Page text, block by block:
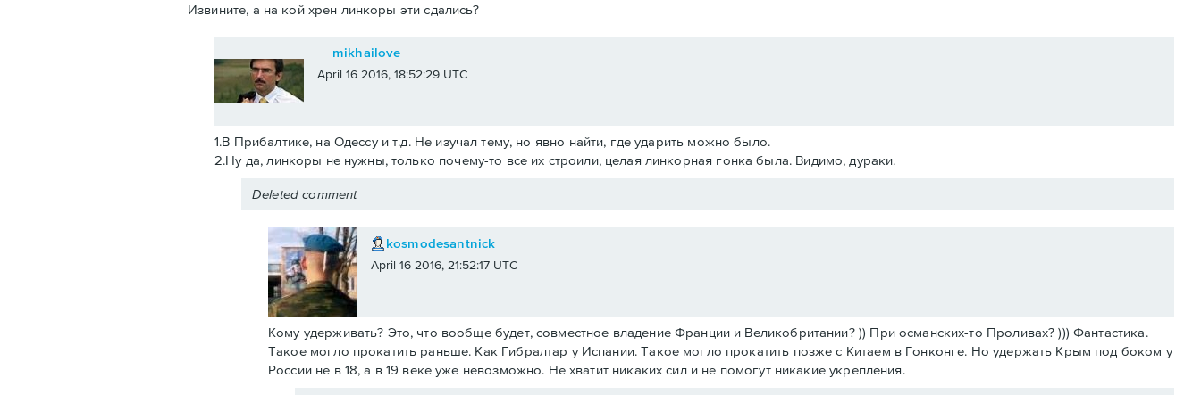
Извините, а на кой хрен линкоры эти сдались?
mikhailove
April 16 2016, 18:52:29 UTC
1.В Прибалтике, на Одессу и т.д. Не изучал тему, но явно найти, где ударить можно было.
2.Ну да, линкоры не нужны, только почему-то все их строили, целая линкорная гонка была. Видимо, дураки.
Deleted comment
kosmodesantnick
April 16 2016, 21:52:17 UTC
Кому удерживать? Это, что вообще будет, совместное владение Франции и Великобритании? )) При османских-то Проливах? ))) Фантастика.
Такое могло прокатить раньше. Как Гибралтар у Испании. Такое могло прокатить позже с Китаем в Гонконге. Но удержать Крым под боком у
России не в 18, а в 19 веке уже невозможно. Не хватит никаких сил и не помогут никакие укрепления.